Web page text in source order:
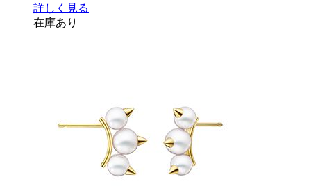
詳しく見る
在庫あり